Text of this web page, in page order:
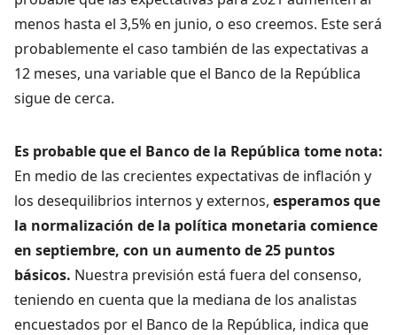
menos hasta el 3,5% en junio, o eso creemos. Este será
probablemente el caso también de las expectativas a
12 meses, una variable que el Banco de la República
sigue de cerca.
Es probable que el Banco de la República tome nota:
En medio de las crecientes expectativas de inflación y
los desequilibrios internos y externos, esperamos que
la normalización de la política monetaria comience
en septiembre, con un aumento de 25 puntos
básicos. Nuestra previsión está fuera del consenso,
teniendo en cuenta que la mediana de los analistas
encuestados por el Banco de la República, indica que